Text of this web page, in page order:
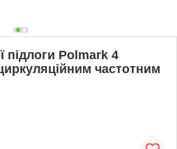
підлоги Polmark 4
частотним